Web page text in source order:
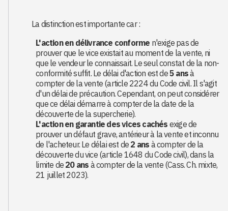
La distinction est importante car :
L'action en délivrance conforme n'exige pas de
prouver que le vice existait au moment de la vente, ni
que le vendeur le connaissait. Le seul constat de la non-
conformité suffit. Le délai d'action est de5 ansà
compter de la vente (article 2224 du Code civil. Il s'agit
d'un délai de précaution. Cependant, on peut considérer
que ce délai démarre à compter de la date de la
découverte de la supercherie).
L'action en garantie des vices cachés exige de
prouver un défaut grave, antérieur à la vente et inconnu
de l'acheteur. Le délai est de 2 ans à compter de la
découverte du vice (article 1648 du Code civil), dans la
limite de 20 ans à compter de la vente (Cass. Ch. mixte,
21 juillet 2023).